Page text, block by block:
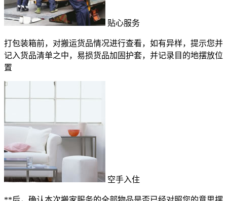
贴心服务
打包装箱前，对搬运货品情况进行查看，如有异样，提示您并
记入货品清单之中，易损货品加固护套，并记录目的地摆放位
置
空手入住